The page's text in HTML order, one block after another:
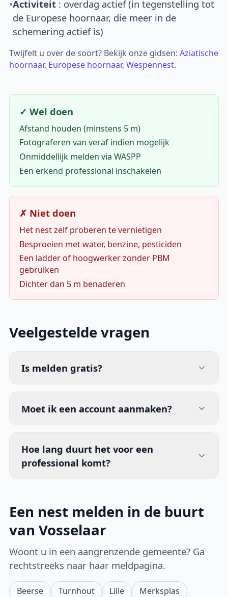
•Activiteit : overdag actief (in tegenstelling tot
de Europese hoornaar, die meer in de
schemering actief is)
Twijfelt u over de soort? Bekijk onze gidsen:Aziatische
hoornaar, Europese hoornaar,Wespennest.
✓ Wel doen
Afstand houden (minstens 5 m)
Fotograferen van veraf indien mogelijk
Onmiddellijk melden via WASPP
Een erkend professional inschakelen
✗ Niet doen
Het nest zelf proberen te vernietigen
Besproeien met water, benzine, pesticiden
Een ladder of hoogwerker zonder PBM
gebruiken
Dichter dan 5 m benaderen
Veelgestelde vragen
Is melden gratis?
Moet ik een account aanmaken?
Hoe lang duurt het voor een
professional komt?
Een nest melden in de buurt
van Vosselaar
Woont u in een aangrenzende gemeente? Ga
rechtstreeks naar haar meldpagina.
Beerse Turnhout Lille
Merksplas